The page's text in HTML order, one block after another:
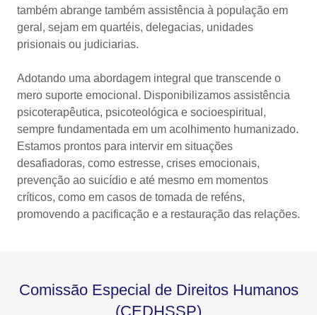
também abrange também assistência à população em
geral, sejam em quartéis, delegacias, unidades
prisionais ou judiciarias.
Adotando uma abordagem integral que transcende o
mero suporte emocional. Disponibilizamos assistência
psicoterapêutica, psicoteológica e socioespiritual,
sempre fundamentada em um acolhimento humanizado.
Estamos prontos para intervir em situações
desafiadoras, como estresse, crises emocionais,
prevenção ao suicídio e até mesmo em momentos
críticos, como em casos de tomada de reféns,
promovendo a pacificação e a restauração das relações.
Comissão Especial de Direitos Humanos
(CEDHSSP)